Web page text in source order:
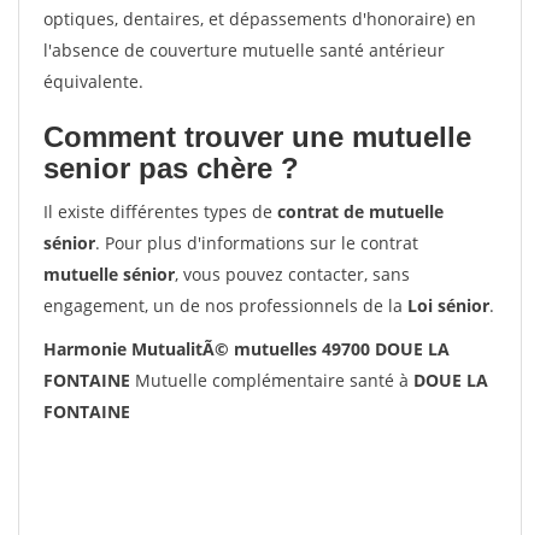
optiques, dentaires, et dépassements d'honoraire) en
l'absence de couverture mutuelle santé antérieur
équivalente.
Comment trouver une mutuelle
senior pas chère ?
Il existe différentes types de contrat de mutuelle
sénior. Pour plus d'informations sur le contrat
mutuelle sénior, vous pouvez contacter, sans
engagement, un de nos professionnels de la Loi sénior.
Harmonie MutualitÃ© mutuelles 49700 DOUE LA
FONTAINE Mutuelle complémentaire santé à DOUE LA
FONTAINE